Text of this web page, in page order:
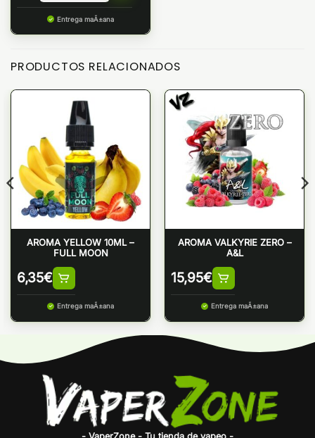
Entrega maÃ±ana
PRODUCTOS RELACIONADOS
AROMA YELLOW 10ML –
FULL MOON
6,35€
Entrega maÃ±ana
AROMA VALKYRIE ZERO –
A&L
15,95€
Entrega maÃ±ana